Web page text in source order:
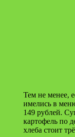
Тем не менее,
имелись в
149 рублей.
картофель по
хлеба стоит